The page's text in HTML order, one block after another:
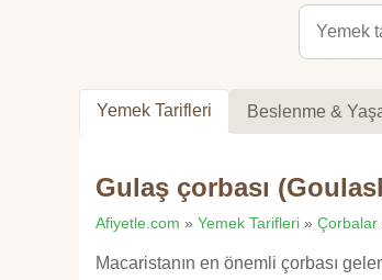
Yemek Tarifleri Beslenme &
Gulaş çorbası
Afiyetle.com » Yemek Tarifleri » Çorbalar
Macaristanın en önemli çorbası